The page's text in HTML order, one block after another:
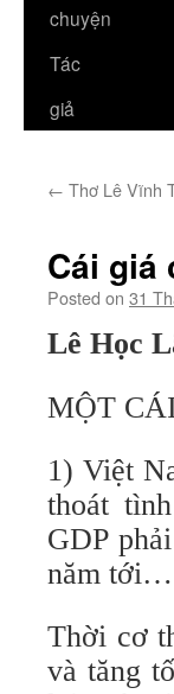
chuyện
Tác
giả
← Thơ Lê Vĩnh
Cái giá
Posted on 31
Lê Học
MỘT
1) Việt
thoát
GDP
năm tới…
Thời cơ
và tăng